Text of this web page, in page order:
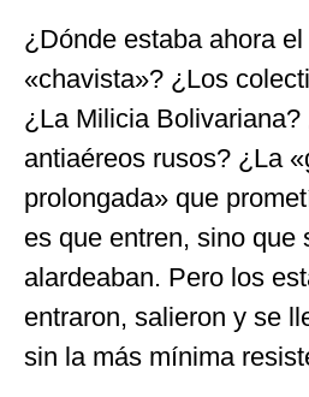
¿Dónde estaba ahora
«chavista»? ¿Los
¿La Milicia
antiaéreos rusos? ¿La
prolongada» que
es que entren, sino que
alardeaban. Pero los
entraron, salieron y se
sin la más mínima